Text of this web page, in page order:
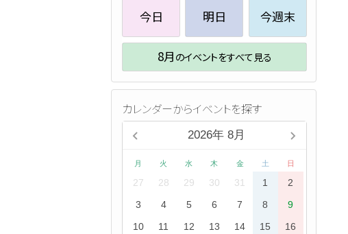
今日 明日 今週末
8月 のイベントをすべて見る
カレンダーからイベントを探す
2026年 8月
月 火 水 木 金 土 日
27 28 29 30 31 1
2
3
4 5 6 7 8
9
10
11 12 13 14 15
16